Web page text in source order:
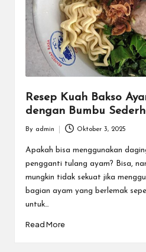
Resep Kuah Bakso
dengan Bumbu
by
By admin Oktober 3, 2025
Apakah bisa menggunakan
pengganti tulang ayam? Bisa,
mungkin tidak sekuat jika
bagian ayam yang berlemak
untuk…
Read More